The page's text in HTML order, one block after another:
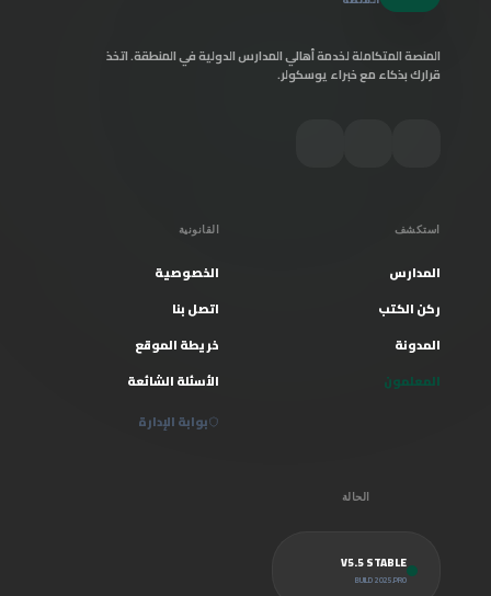
المنصة المتكاملة لخدمة أهالي المدارس الدولية في المنطقة. اتخذ
قرارك بذكاء مع خبراء يوسكولر.
استكشف
المدارس
ركن الكتب
المدونة
المعلمون
القانونية
الخصوصية
اتصل بنا
خريطة الموقع
الأسئلة الشائعة
بوابة الإدارة
الحالة
V5.5 STABLE
BUILD 2025.PRO